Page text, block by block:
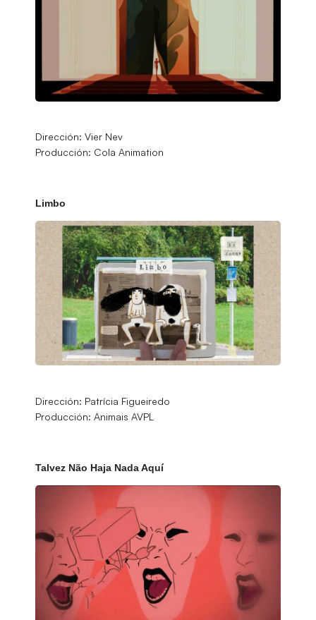
Dirección: Vier Nev
Producción: Cola Animation
Limbo
Dirección: Patrícia Figueiredo
Producción: Animais AVPL
Talvez Não Haja Nada Aquí